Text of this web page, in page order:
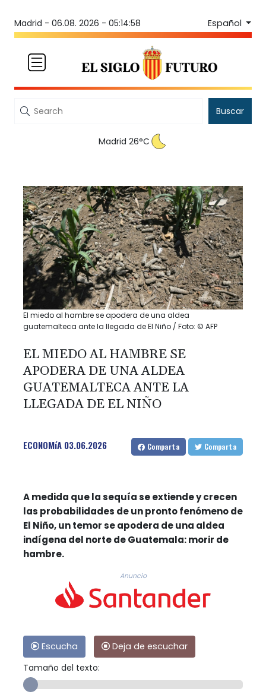
Madrid - 06.08. 2026 - 05:14:59 Español
Buscar
Madrid 26°C
El miedo al hambre se apodera de una aldea
guatemalteca ante la llegada de El Niño / Foto: © AFP
EL MIEDO AL HAMBRE SE
APODERA DE UNA ALDEA
GUATEMALTECA ANTE LA
LLEGADA DE EL NIÑO
ECONOMíA 03.06.2026 Comparta Comparta
A medida que la sequía se extiende y crecen
las probabilidades de un pronto fenómeno de
El Niño, un temor se apodera de una aldea
indígena del norte de Guatemala: morir de
hambre.
Anuncio
Escucha
Deja de escuchar
Tamaño del texto: